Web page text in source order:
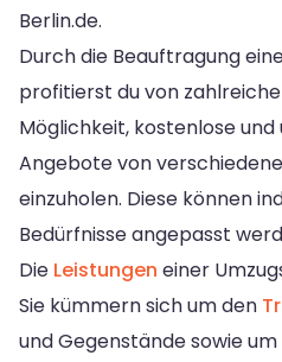
Berlin.de.
Durch die Beauftragung
profitierst du von
Möglichkeit, kostenlose
Angebote von
einzuholen. Diese können
Bedürfnisse angepasst
Die Leistungen einer
Sie kümmern sich um den
und Gegenstände sowie